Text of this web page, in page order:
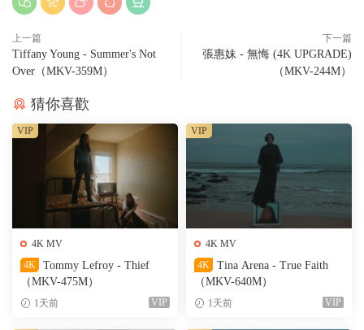
上一篇
Tiffany Young - Summer's Not
Over（MKV-359M）
下一篇
張惠妹 - 無悔 (4K UPGRADE)
（MKV-244M）
猜你喜歡
4K MV
4K
Tommy Lefroy - Thief
（MKV-475M）
1天前 VIP
VIP
4K MV
4K
Tina Arena - True Faith
（MKV-640M）
1天前 VIP
VIP